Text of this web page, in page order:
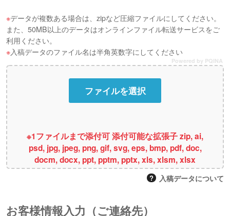
データが複数ある場合は、zipなど圧縮ファイルにしてください。
また、50MB以上のデータはオンラインファイル転送サービスをご
利用ください。
入稿データのファイル名は半角英数字にしてください
Powered by PQINA
ファイルを選択
※1ファイルまで添付可 添付可能な拡張子 zip, ai,
psd, jpg, jpeg, png, gif, svg, eps, bmp, pdf, doc,
docm, docx, ppt, pptm, pptx, xls, xlsm, xlsx
入稿データについて
お客様情報⼊⼒（ご連絡先）